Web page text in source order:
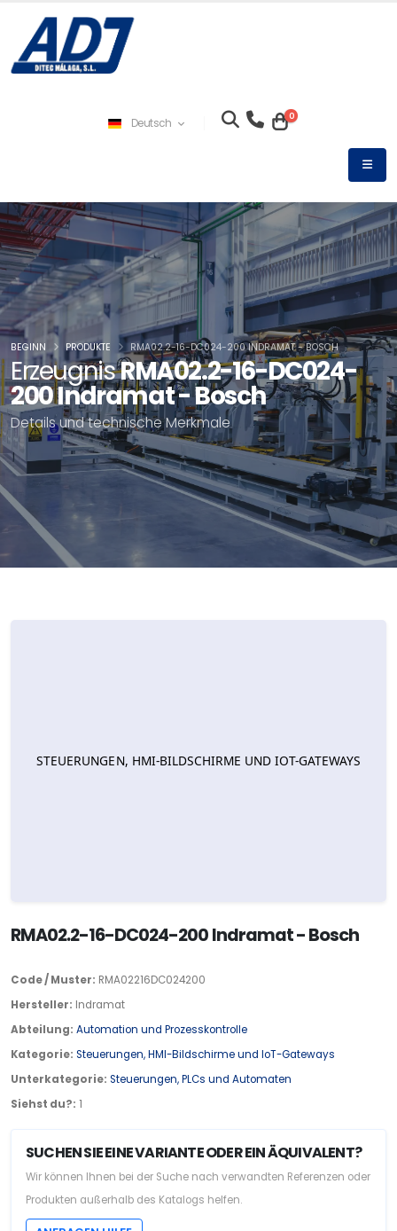
Deutsch 0
ErzeugnisRMA02.2-16-DC024-
200 Indramat - Bosch
Details und technische Merkmale
BEGINN PRODUKTE RMA02.2-16-DC024-200 INDRAMAT - BOSCH
RMA02.2-16-DC024-200 Indramat - Bosch
Code / Muster: RMA02216DC024200
Hersteller: Indramat
Abteilung: Automation und Prozesskontrolle
Kategorie: Steuerungen, HMI-Bildschirme und IoT-Gateways
Unterkategorie: Steuerungen, PLCs und Automaten
Siehst du?: 1
SUCHEN SIE EINE VARIANTE ODER EIN ÄQUIVALENT?
Wir können Ihnen bei der Suche nach verwandten Referenzen oder
Produkten außerhalb des Katalogs helfen.